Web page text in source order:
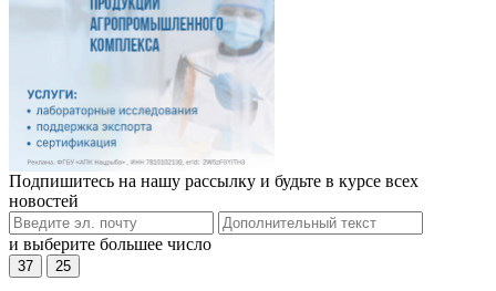
Подпишитесь на нашу рассылку и будьте в курсе всех
новостей
и выберите большее число
37 25